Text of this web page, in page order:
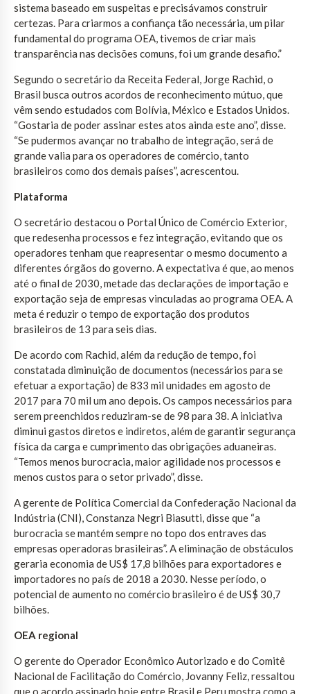
sistema baseado em suspeitas e precisávamos construir
certezas. Para criarmos a confiança tão necessária, um pilar
fundamental do programa OEA, tivemos de criar mais
transparência nas decisões comuns, foi um grande desafio.”
Segundo o secretário da Receita Federal, Jorge Rachid, o
Brasil busca outros acordos de reconhecimento mútuo, que
vêm sendo estudados com Bolívia, México e Estados Unidos.
“Gostaria de poder assinar estes atos ainda este ano”, disse.
“Se pudermos avançar no trabalho de integração, será de
grande valia para os operadores de comércio, tanto
brasileiros como dos demais países”, acrescentou.
Plataforma
O secretário destacou o Portal Único de Comércio Exterior,
que redesenha processos e fez integração, evitando que os
operadores tenham que reapresentar o mesmo documento a
diferentes órgãos do governo. A expectativa é que, ao menos
até o final de 2030, metade das declarações de importação e
exportação seja de empresas vinculadas ao programa OEA. A
meta é reduzir o tempo de exportação dos produtos
brasileiros de 13 para seis dias.
De acordo com Rachid, além da redução de tempo, foi
constatada diminuição de documentos (necessários para se
efetuar a exportação) de 833 mil unidades em agosto de
2017 para 70 mil um ano depois. Os campos necessários para
serem preenchidos reduziram-se de 98 para 38. A iniciativa
diminui gastos diretos e indiretos, além de garantir segurança
física da carga e cumprimento das obrigações aduaneiras.
“Temos menos burocracia, maior agilidade nos processos e
menos custos para o setor privado”, disse.
A gerente de Política Comercial da Confederação Nacional da
Indústria (CNI), Constanza Negri Biasutti, disse que “a
burocracia se mantém sempre no topo dos entraves das
empresas operadoras brasileiras”. A eliminação de obstáculos
geraria economia de US$ 17,8 bilhões para exportadores e
importadores no país de 2018 a 2030. Nesse período, o
potencial de aumento no comércio brasileiro é de US$ 30,7
bilhões.
OEA regional
O gerente do Operador Econômico Autorizado e do Comitê
Nacional de Facilitação do Comércio, Jovanny Feliz, ressaltou
que o acordo assinado hoje entre Brasil e Peru mostra como a